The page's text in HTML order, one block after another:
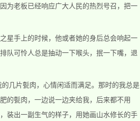
为老板已经响应广大人民的热烈号召，把一
手上的时候，他或者她的身后总会响起一
队可怜人总是抽动一下喉头，抿一下嘴，退
片甏肉，心情闲适而满足。那时的我总是
的甏肉，一边说一边夹给我，后来都不用
装出一副生气的样子，用她画山水修长的手